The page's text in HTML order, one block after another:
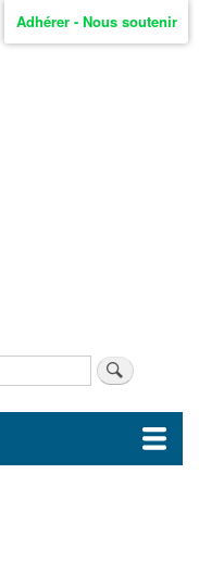
Adhérer - Nous soutenir